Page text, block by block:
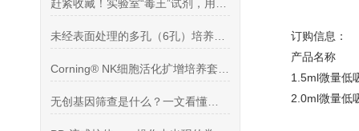
订购信息：
产品
1.5ml微量
2.0ml微量